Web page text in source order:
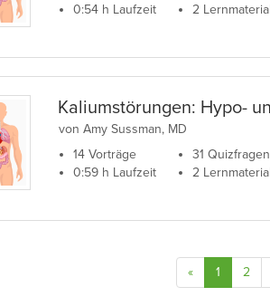
0:54 h Laufzeit
2
Kaliumstörungen: Hypo-
von Amy Sussman, MD
14 Vorträge
0:59 h Laufzeit
31 Quizfragen
2
« 1 2